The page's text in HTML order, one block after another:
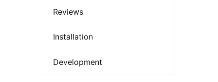
Reviews
Installation
Development